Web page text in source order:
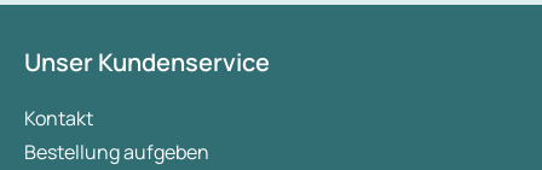
Unser Kundenservice
Kontakt
Bestellung aufgeben